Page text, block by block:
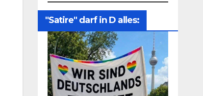
"Satire" darf in D alles: